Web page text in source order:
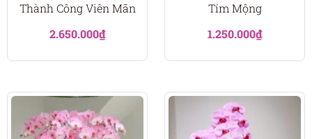
Thành Công Viên Mãn
2.650.000₫
Tím Mộng
1.250.000₫